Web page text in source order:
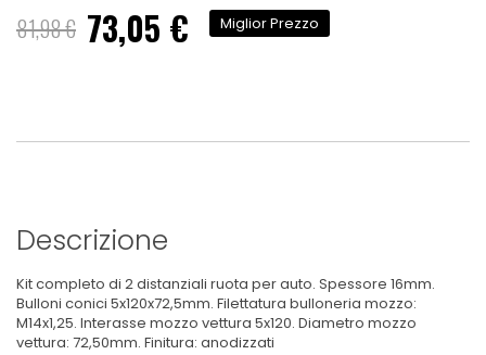
81,98 € Prezzo
speciale
73,05 € Miglior Prezzo
Descrizione
Kit completo di 2 distanziali ruota per auto. Spessore 16mm.
Bulloni conici 5x120x72,5mm. Filettatura bulloneria mozzo:
M14x1,25. Interasse mozzo vettura 5x120. Diametro mozzo
vettura: 72,50mm. Finitura: anodizzati